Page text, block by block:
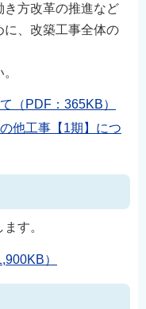
き方改革の推進など
に、改築工事全体の
（PDF：365KB）
他工事【1期】につ
す。
）